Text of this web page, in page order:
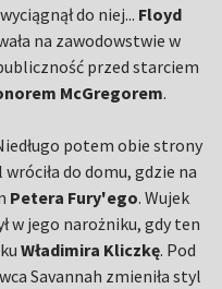
do niej... Floyd
na zawodowstwie w
przed starciem
McGregorem.
potem obie strony
do domu, gdzie na
Petera Fury'ego. Wujek
w jego narożniku, gdy ten
Władimira Kliczkę. Pod
Savannah zmieniła styl